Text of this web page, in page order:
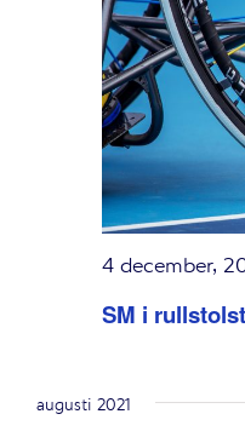
SM i
4 december,
augusti 2021